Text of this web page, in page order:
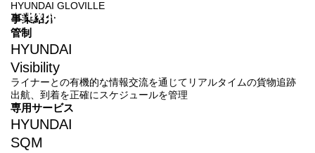
HYUNDAI GLOVILLE
事業紹介
管制
HYUNDAI
Visibility
ライナーとの有機的な情報交流を通じてリアルタイムの貨物追跡
出航、到着を正確にスケジュールを管理
専用サービス
HYUNDAI
SQM